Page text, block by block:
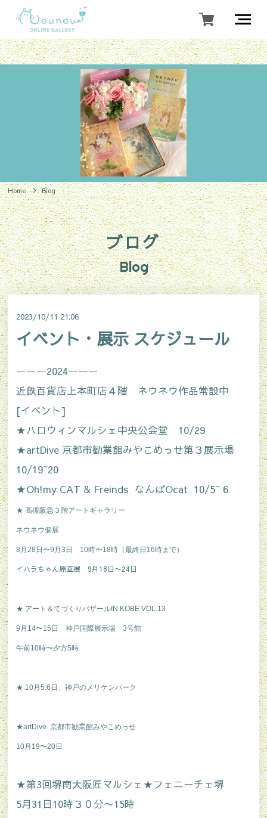
Home Blog
ブログ
Blog
イベント・展示 スケジュール
2023/10/11 21:06
ーーー2024ーーー
近鉄百貨店上本町店４階 ネウネウ作品常設中
[イベント]
★ハロウィンマルシェ中央公会堂 10/29
★artDive 京都市勧業館みやこめっせ第３展示場
10/19~20
★Oh!my CAT & Freinds なんばOcat 10/5~ 6
★ 高槻阪急３階アートギャラリー
ネウネウ個展
8月28日〜9月3日 10時〜18時（最終日16時まで）
イハラちゃん原画展 9月18日〜24日
★ アート＆てづくりバザールIN KOBE VOL.13
9月14〜15日 神戸国際展示場 3号館
午前10時〜夕方5時
★ 10月5.6日、神戸のメリケンパーク
★artDive 京都市勧業館みやこめっせ
10月19〜20日
★第3回堺南大阪匠マルシェ★フェニーチェ堺
5月31日10時３０分〜15時